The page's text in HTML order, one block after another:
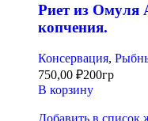
Риет из Омуля
копчения.
Консервация,
750,00 ₽200гр
В корзину